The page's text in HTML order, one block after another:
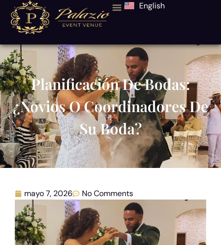
English
Planificación De Bodas:
¿Novios O Coordinadores De
Su Boda?
mayo 7, 2026 No Comments